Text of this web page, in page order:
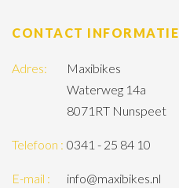
CONTACT INFORMATIE
Adres:
Maxibikes
Waterweg 14a
8071RT Nunspeet
Telefoon : 0341 - 25 84 10
E-mail : info@maxibikes.nl